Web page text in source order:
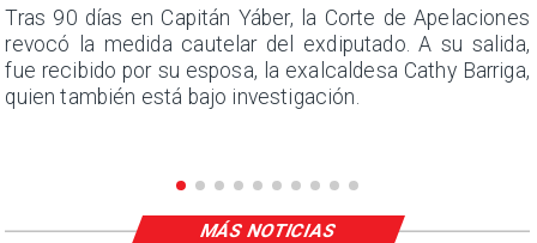
Tras 90 días en Capitán Yáber, la Corte de Apelaciones
revocó la medida cautelar del exdiputado. A su salida,
fue recibido por su esposa, la exalcaldesa Cathy Barriga,
quien también está bajo investigación.
MÁS NOTICIAS